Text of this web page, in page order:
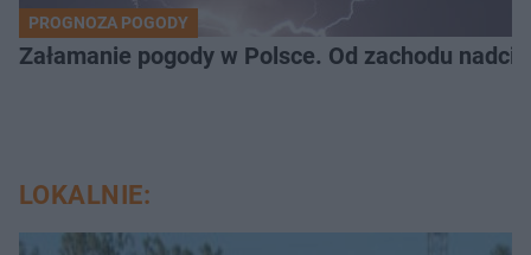
PROGNOZA POGODY
Załamanie pogody w Polsce. Od zachodu
LOKALNIE: